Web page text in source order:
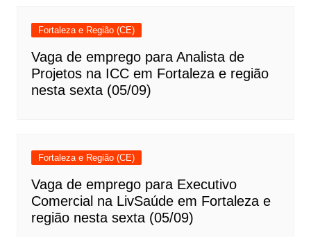
Fortaleza e Região (CE)
Vaga de emprego para Analista de
Projetos na ICC em Fortaleza e região
nesta sexta (05/09)
Fortaleza e Região (CE)
Vaga de emprego para Executivo
Comercial na LivSaúde em Fortaleza e
região nesta sexta (05/09)